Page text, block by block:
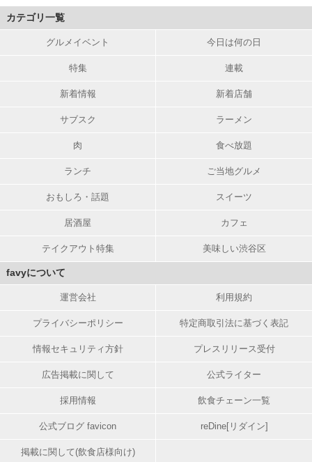
カテゴリ一覧
グルメイベント 今日は何の日
特集 連載
新着情報 新着店舗
サブスク ラーメン
肉 食べ放題
ランチ ご当地グルメ
おもしろ・話題 スイーツ
居酒屋 カフェ
テイクアウト特集 美味しい渋谷区
favyについて
運営会社 利用規約
プライバシーポリシー 特定商取引法に基づく表記
情報セキュリティ方針 プレスリリース受付
広告掲載に関して 公式ライター
採用情報 飲食チェーン一覧
公式ブログ favicon reDine[リダイン]
掲載に関して(飲食店様向け)